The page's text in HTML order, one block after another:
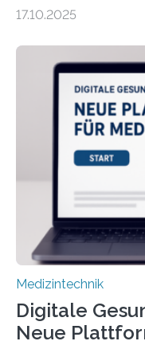
haben Dr. Morris
und Boris Burr von
einem Experiment
dafür eine
physiologische
übermittelt werden
kann dadurch auch
einbeziehen, auf die
Einfluss nehmen.
17.10.2025
Medizintechnik
Digitale
Neue